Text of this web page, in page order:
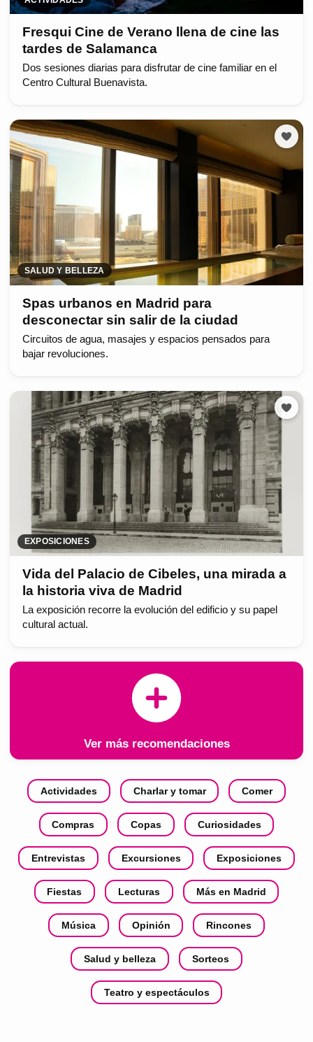
Fresqui Cine de Verano llena de cine las
tardes de Salamanca
Dos sesiones diarias para disfrutar de cine familiar en el
Centro Cultural Buenavista.
SALUD Y BELLEZA
Spas urbanos en Madrid para
desconectar sin salir de la ciudad
Circuitos de agua, masajes y espacios pensados para
bajar revoluciones.
EXPOSICIONES
Vida del Palacio de Cibeles, una mirada a
la historia viva de Madrid
La exposición recorre la evolución del edificio y su papel
cultural actual.
Ver más recomendaciones
Actividades Charlar y tomar Comer
Compras Copas Curiosidades
Entrevistas Excursiones Exposiciones
Fiestas Lecturas Más en Madrid
Música Opinión Rincones
Salud y belleza Sorteos
Teatro y espectáculos